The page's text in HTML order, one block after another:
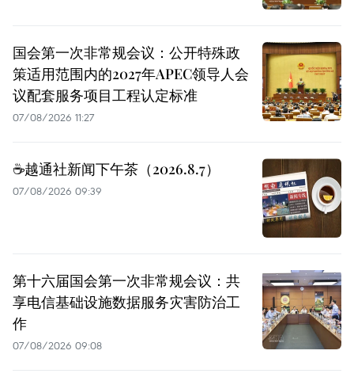
国会第一次非常规会议：公开特殊政
策适用范围内的2027年APEC领导人会
议配套服务项目工程认定标准
07/08/2026 11:27
☕️越通社新闻下午茶（2026.8.7）
07/08/2026 09:39
第十六届国会第一次非常规会议：共
享电信基础设施数据服务灾害防治工
作
07/08/2026 09:08